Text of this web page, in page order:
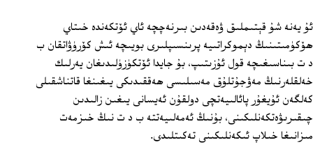
ئۇ يەنە شۇ قېتىملىق ۋەقەدىن بىرنەچچە ئاي ئۆتكەندە خىتاي
ھۆكۈمىتىنىڭ دېموكراتىيە پرىنسىپلىرى بويىچە ئىش كۆرۈۋاتقان ب
د ت بىناسىغىچە قول ئۇزىتىپ، بۇ جايدا ئۆتكۈزۈلىدىغان يەرلىك
خەلقلەرنىڭ مەۋجۇتلۇق مەسىلىسى ھەققىدىكى يىغىنغا قاتناشقىلى
كەلگەن ئۇيغۇر پائالىيەتچى دولقۇن ئەيسانى يىغىن زالىدىن
چىقىرىۋەتكەنلىكىنى، بۇنىڭ ئەمەلىيەتتە ب د ت نىڭ خىزمەت
مىزانىغا خىلاپ ئىكەنلىكىنى تەكىتلىدى.